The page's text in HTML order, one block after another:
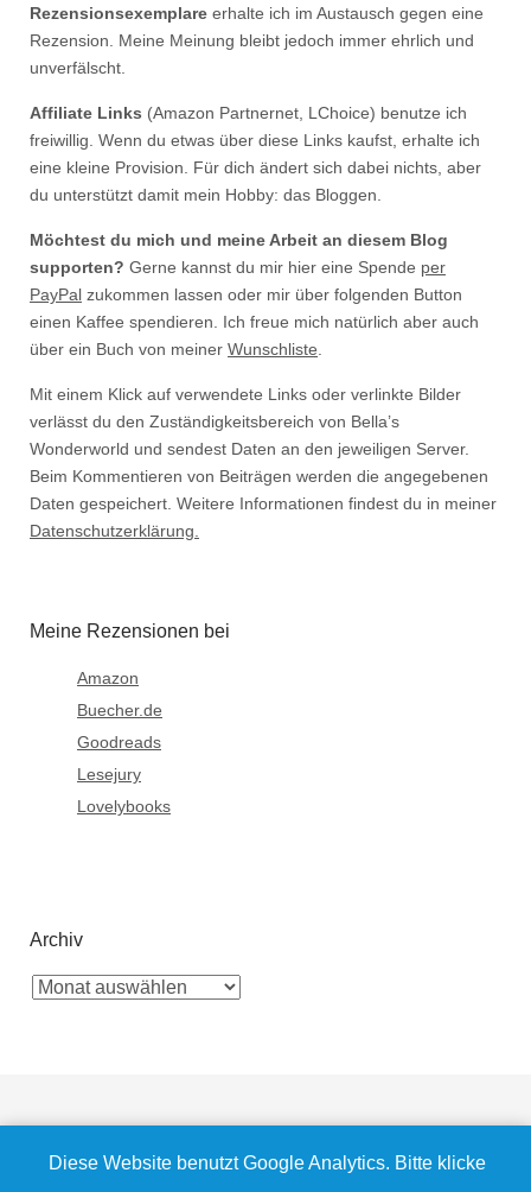
Rezensionsexemplare erhalte ich im Austausch gegen eine
Rezension. Meine Meinung bleibt jedoch immer ehrlich und
unverfälscht.
Affiliate Links (Amazon Partnernet, LChoice) benutze ich
freiwillig. Wenn du etwas über diese Links kaufst, erhalte ich
eine kleine Provision. Für dich ändert sich dabei nichts, aber
du unterstützt damit mein Hobby: das Bloggen.
Möchtest du mich und meine Arbeit an diesem Blog
supporten? Gerne kannst du mir hier eine Spende per
PayPal zukommen lassen oder mir über folgenden Button
einen Kaffee spendieren. Ich freue mich natürlich aber auch
über ein Buch von meiner Wunschliste.
Mit einem Klick auf verwendete Links oder verlinkte Bilder
verlässt du den Zuständigkeitsbereich von Bella’s
Wonderworld und sendest Daten an den jeweiligen Server.
Beim Kommentieren von Beiträgen werden die angegebenen
Daten gespeichert. Weitere Informationen findest du in meiner
Datenschutzerklärung.
Meine Rezensionen bei
Amazon
Buecher.de
Goodreads
Lesejury
Lovelybooks
Archiv
Diese Website benutzt Google Analytics. Bitte klicke